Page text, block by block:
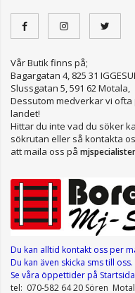
Vår Butik finns på;
Bagargatan 4, 825 31
Slussgatan 5, 591 62 Motala,
Dessutom medverkar vi
landet!
Hittar du inte vad du söker
sökrutan eller så kontakta
att maila oss på
Du kan alltid kontakt oss per
Du kan även skicka sms till oss.
Se våra öppettiderpå
tel: 070-582 64 20 Sören